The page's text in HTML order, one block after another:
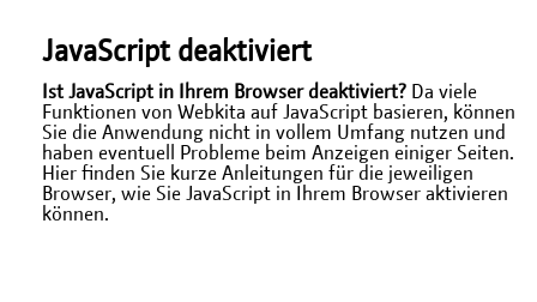
JavaScript deaktiviert
Ist JavaScript in Ihrem Browser deaktiviert? Da viele
Funktionen von Webkita auf JavaScript basieren, können
Sie die Anwendung nicht in vollem Umfang nutzen und
haben eventuell Probleme beim Anzeigen einiger Seiten.
Hier finden Sie kurze Anleitungen für die jeweiligen
Browser, wie Sie JavaScript in Ihrem Browser aktivieren
können.